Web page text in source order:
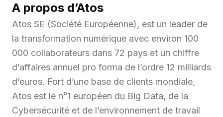
A propos d’Atos
Atos SE (Société Européenne), est un leader de
la transformation numérique avec environ 100
000 collaborateurs dans 72 pays et un chiffre
d’affaires annuel pro forma de l’ordre 12 milliards
d’euros. Fort d’une base de clients mondiale,
Atos est le n°1 européen du Big Data, de la
Cybersécurité et de l’environnement de travail